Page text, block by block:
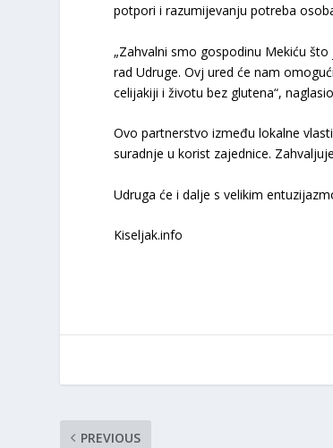
potpori i razumijevanju potreba
„Zahvalni smo gospodinu Mekiću
rad Udruge. Ovj ured će nam
celijakiji i životu bez glutena“,
Ovo partnerstvo između lokalne
suradnje u korist zajednice.
Udruga će i dalje s velikim
Kiseljak.info
PREVIOUS